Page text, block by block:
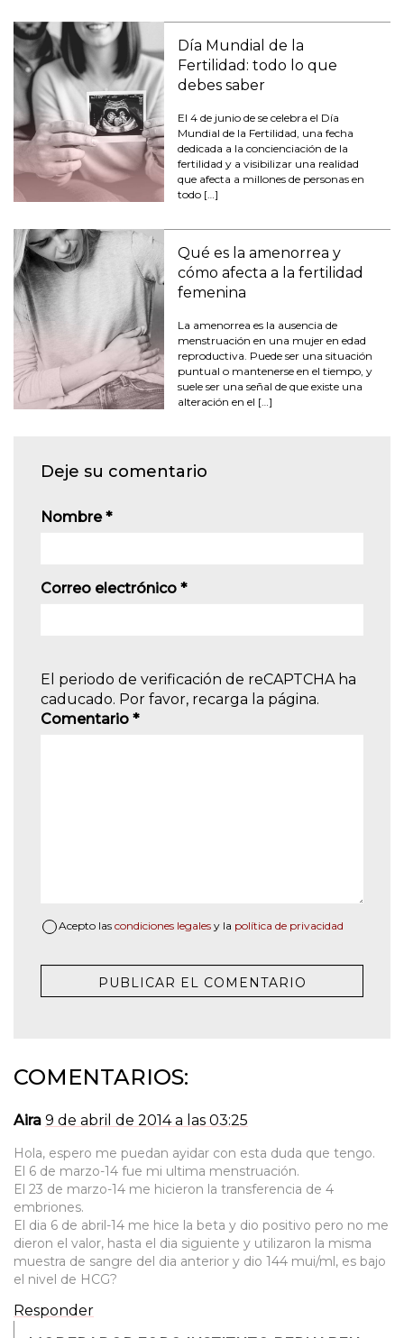
Día Mundial de la
Fertilidad: todo lo que
debes saber
El 4 de junio de se celebra el Día
Mundial de la Fertilidad, una fecha
dedicada a la concienciación de la
fertilidad y a visibilizar una realidad
que afecta a millones de personas en
todo […]
Qué es la amenorrea y
cómo afecta a la fertilidad
femenina
La amenorrea es la ausencia de
menstruación en una mujer en edad
reproductiva. Puede ser una situación
puntual o mantenerse en el tiempo, y
suele ser una señal de que existe una
alteración en el […]
Deje su comentario
Nombre*
Correo electrónico *
El periodo de verificación de reCAPTCHA ha
caducado. Por favor, recarga la página.
Comentario *
Acepto las condiciones legales y la política de privacidad
COMENTARIOS:
Aira 9 de abril de 2014 a las 03:25
Hola, espero me puedan ayidar con esta duda que tengo.
El 6 de marzo-14 fue mi ultima menstruación.
El 23 de marzo-14 me hicieron la transferencia de 4
embriones.
El dia 6 de abril-14 me hice la beta y dio positivo pero no me
dieron el valor, hasta el dia siguiente y utilizaron la misma
muestra de sangre del dia anterior y dio 144 mui/ml, es bajo
el nivel de HCG?
Responder